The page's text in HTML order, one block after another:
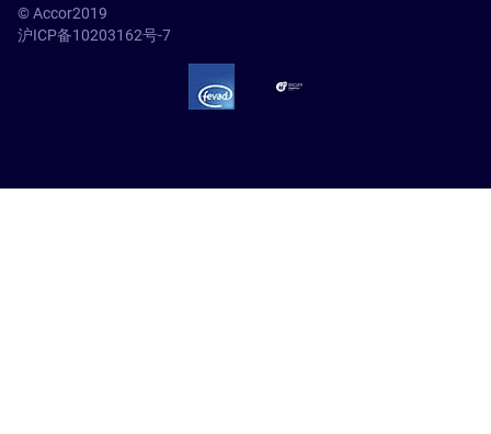
© Accor2019
沪ICP备10203162号-7